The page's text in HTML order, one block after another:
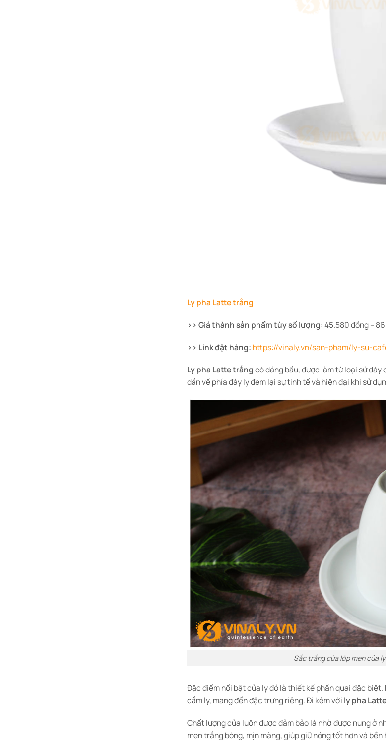
Ly pha Latte trắng
>> Giá thành sản phẩm tùy số lượng:45.580 đồng –
>> Link đặt hàng: https://vinaly.vn/san-pham/ly-su-
Ly pha Latte trắngcó dáng bầu, được làm từ loại sứ
dần về phía đáy ly đem lại sự tinh tế và hiện đại khi sử
Sắc trắng của lớp men của
Đặc điểm nổi bật của ly đó là thiết kế phần quai đặc
cầm ly, mang đến đặc trưng riêng. Đi kèm với ly pha
Chất lượng của luôn được đảm bảo là nhờ được nung ở
men trắng bóng, mịn màng, giúp giữ nóng tốt hơn và bền